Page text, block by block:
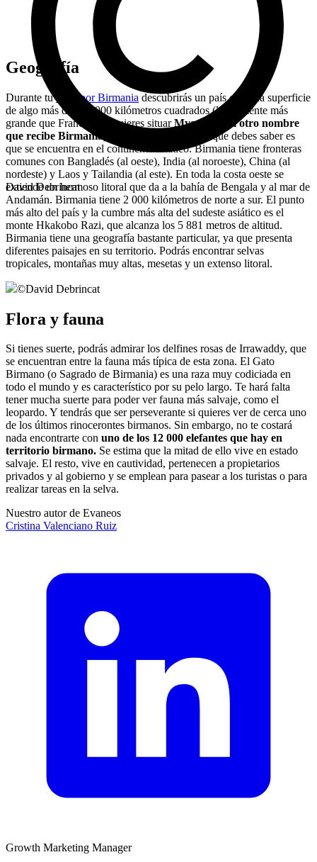
David Debrincat
Geografía
Durante tu viaje por Birmania descubrirás un país con una superficie
de algo más de 675 000 kilómetros cuadrados (ligeramente más
grande que Francia). Si quieres situarMyanmar (el otro nombre
que recibe Birmania)
en el mapa, lo primero que debes saber es
que se encuentra en el continente asiático. Birmania tiene fronteras
comunes con Bangladés (al oeste), India (al noroeste), China (al
nordeste) y Laos y Tailandia (al este). En toda la costa oeste se
extiende un hermoso litoral que da a la bahía de Bengala y al mar de
Andamán. Birmania tiene 2 000 kilómetros de norte a sur. El punto
más alto del país y la cumbre más alta del sudeste asiático es el
monte Hkakobo Razi, que alcanza los 5 881 metros de altitud.
Birmania tiene una geografía bastante particular, ya que presenta
diferentes paisajes en su territorio. Podrás encontrar selvas
tropicales, montañas muy altas, mesetas y un extenso litoral.
©David Debrincat
Flora y fauna
Si tienes suerte, podrás admirar los delfines rosas de Irrawaddy, que
se encuentran entre la fauna más típica de esta zona. El Gato
Birmano (o Sagrado de Birmania) es una raza muy codiciada en
todo el mundo y es característico por su pelo largo. Te hará falta
tener mucha suerte para poder ver fauna más salvaje, como el
leopardo. Y tendrás que ser perseverante si quieres ver de cerca uno
de los últimos rinocerontes birmanos. Sin embargo, no te costará
nada encontrarte con uno de los 12 000 elefantes que hay en
territorio birmano. Se estima que la mitad de ello vive en estado
salvaje. El resto, vive en cautividad, pertenecen a propietarios
privados y al gobierno y se emplean para pasear a los turistas o para
realizar tareas en la selva.
Nuestro autor de Evaneos
Cristina Valenciano Ruiz
Growth Marketing Manager